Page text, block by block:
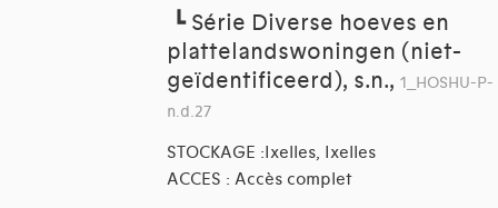
┗ Série Diverse hoeves en
plattelandswoningen (niet-
geïdentificeerd), s.n., 1_HOSHU-P-
n.d.27
STOCKAGE :Ixelles, Ixelles
ACCES : Accès complet